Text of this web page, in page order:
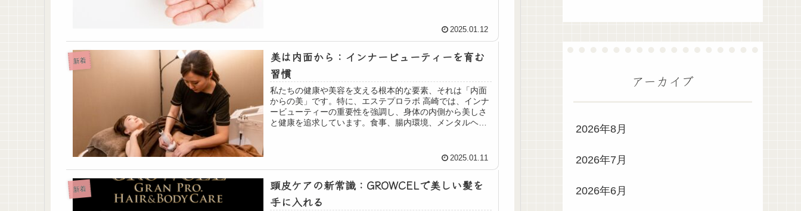
2025.01.12
新着
美は内面から：インナービューティーを育む
習慣
私たちの健康や美容を支える根本的な要素、それは「内面
からの美」です。特に、エステプロラボ 高崎では、インナ
ービューティーの重要性を強調し、身体の内側から美しさ
と健康を追求しています。食事、腸内環境、メンタルヘル
2025.01.11
新着
頭皮ケアの新常識：GROWCELで美しい髪を
手に入れる
アーカイブ
2026年8月
2026年7月
2026年6月